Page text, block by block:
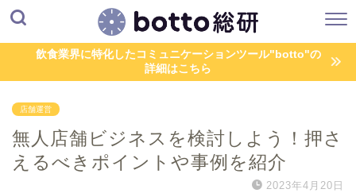
飲食業界に特化したコミュニケーションツール"botto"の
詳細はこちら
店舗運営
無人店舗ビジネスを検討しよう！押さ
えるべきポイントや事例を紹介
2023年4月20日